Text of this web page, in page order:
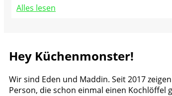
Alles lesen
Hey Küchenmonster!
Wir sind Eden und Maddin. Seit 2017
Person, die schon einmal einen Kochlöffel